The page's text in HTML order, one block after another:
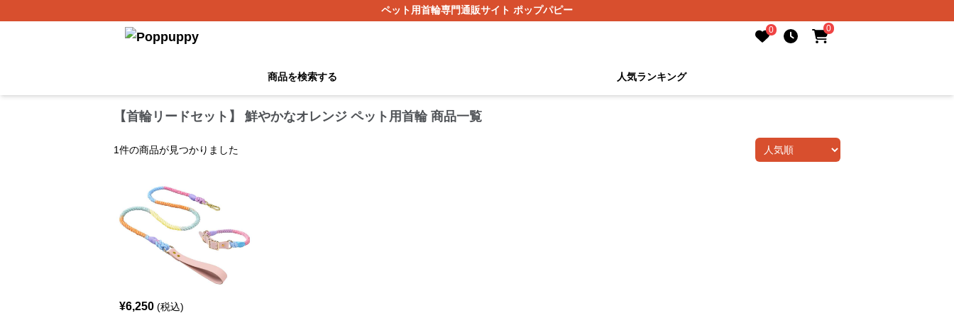
ペット用首輪専門通販サイト ポップパピー
0 0
商品を検索する 人気ランキング
【首輪リードセット】 鮮やかなオレンジ ペット用首輪 商品一覧
1件の商品が見つかりました
¥6,250 (税込)